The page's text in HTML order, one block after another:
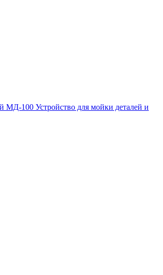
МД-100 Устройство для мойки деталей и